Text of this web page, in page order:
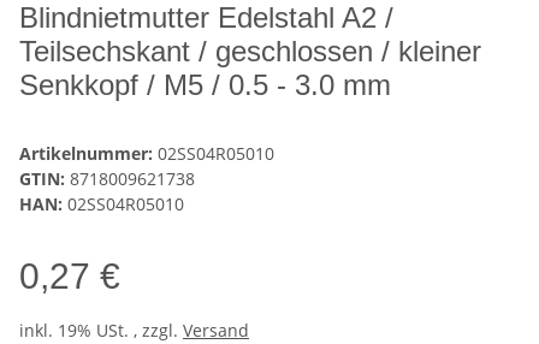
Blindnietmutter Edelstahl A2 /
Teilsechskant / geschlossen / kleiner
Senkkopf / M5 / 0.5 - 3.0 mm
Artikelnummer: 02SS04R05010
GTIN: 8718009621738
HAN: 02SS04R05010
0,27 €
inkl. 19% USt. , zzgl. Versand